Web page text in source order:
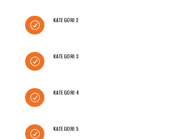
R
KATEGORI 2
R
KATEGORI 3
R
KATEGORI 4
R
KATEGORI 5